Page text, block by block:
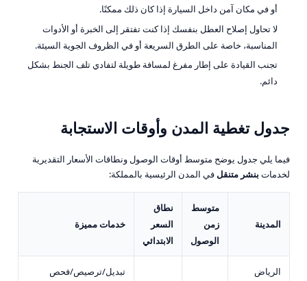
أو في مكان آمن داخل السيارة إذا كان ذلك ممكنًا.
لا تحاول إصلاح العطل بنفسك إذا كنت تفتقر إلى الخبرة أو الأدوات
المناسبة، خاصة على الطرق السريعة أو في الظروف الجوية السيئة.
تجنب القيادة على إطار مفرغ لمسافة طويلة لتفادي تلف الجنط بشكل
دائم.
جدول تغطية المدن وأوقات الاستجابة
فيما يلي جدول يوضح متوسط أوقات الوصول ونطاقات الأسعار التقديرية
لخدمات بنشر متنقل في المدن الرئيسية بالمملكة:
المدينة
متوسط
زمن
الوصول
نطاق
السعر
الابتدائي
خدمات مميزة
الرياض
تبديل/ترصيص/فحص